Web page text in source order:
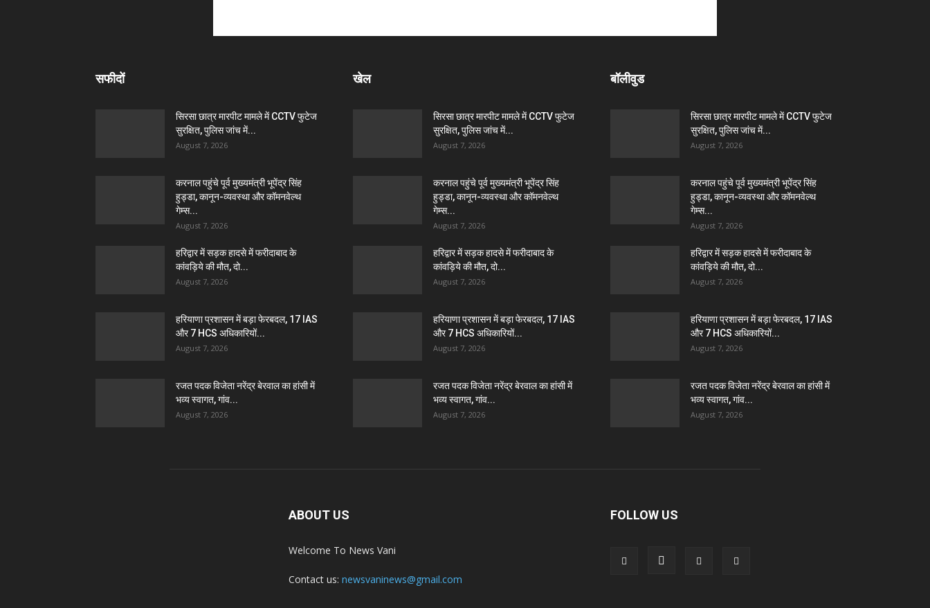
सफीदों
सिरसा छात्र मारपीट मामले में CCTV फुटेज
सुरक्षित, पुलिस जांच में...
August 7, 2026
करनाल पहुंचे पूर्व मुख्यमंत्री भूपेंद्र सिंह
हुड्डा, कानून-व्यवस्था और कॉमनवेल्थ
गेम्स...
August 7, 2026
हरिद्वार में सड़क हादसे में फरीदाबाद के
कांवड़िये की मौत, दो...
August 7, 2026
हरियाणा प्रशासन में बड़ा फेरबदल, 17 IAS
और 7 HCS अधिकारियों...
August 7, 2026
रजत पदक विजेता नरेंद्र बेरवाल का हांसी में
भव्य स्वागत, गांव...
August 7, 2026
खेल
सिरसा छात्र मारपीट मामले में CCTV फुटेज
सुरक्षित, पुलिस जांच में...
August 7, 2026
करनाल पहुंचे पूर्व मुख्यमंत्री भूपेंद्र सिंह
हुड्डा, कानून-व्यवस्था और कॉमनवेल्थ
गेम्स...
August 7, 2026
हरिद्वार में सड़क हादसे में फरीदाबाद के
कांवड़िये की मौत, दो...
August 7, 2026
हरियाणा प्रशासन में बड़ा फेरबदल, 17 IAS
और 7 HCS अधिकारियों...
August 7, 2026
रजत पदक विजेता नरेंद्र बेरवाल का हांसी में
भव्य स्वागत, गांव...
August 7, 2026
बॉलीवुड
सिरसा छात्र मारपीट मामले में CCTV फुटेज
सुरक्षित, पुलिस जांच में...
August 7, 2026
करनाल पहुंचे पूर्व मुख्यमंत्री भूपेंद्र सिंह
हुड्डा, कानून-व्यवस्था और कॉमनवेल्थ
गेम्स...
August 7, 2026
हरिद्वार में सड़क हादसे में फरीदाबाद के
कांवड़िये की मौत, दो...
August 7, 2026
हरियाणा प्रशासन में बड़ा फेरबदल, 17 IAS
और 7 HCS अधिकारियों...
August 7, 2026
रजत पदक विजेता नरेंद्र बेरवाल का हांसी में
भव्य स्वागत, गांव...
August 7, 2026
ABOUT US
Welcome To News Vani
Contact us: newsvaninews@gmail.com
FOLLOW US